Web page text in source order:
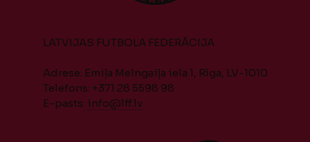
LATVIJAS FUTBOLA FEDERĀCIJA
Adrese: Emiļa Melngaiļa iela 1, Rīga, LV-1010
Telefons: +371 28 5598 98
E-pasts: info@lff.lv